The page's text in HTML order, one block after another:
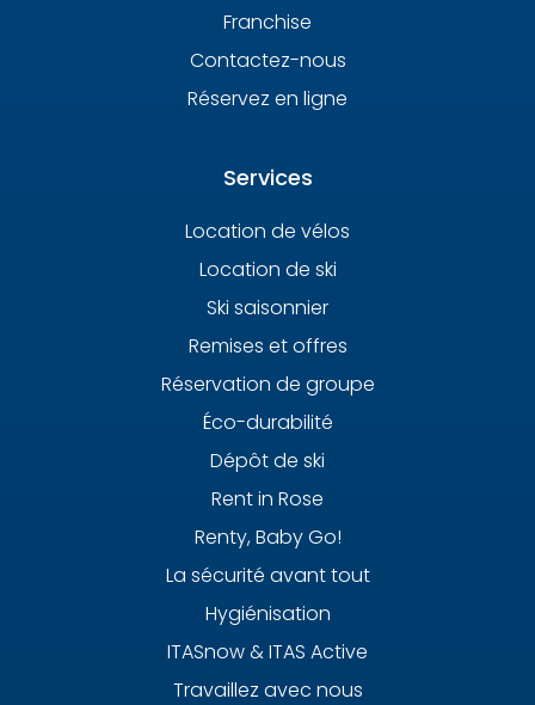
Franchise
Contactez-nous
Réservez en ligne
Services
Location de vélos
Location de ski
Ski saisonnier
Remises et offres
Réservation de groupe
Éco-durabilité
Dépôt de ski
Rent in Rose
Renty, Baby Go!
La sécurité avant tout
Hygiénisation
ITASnow & ITAS Active
Travaillez avec nous